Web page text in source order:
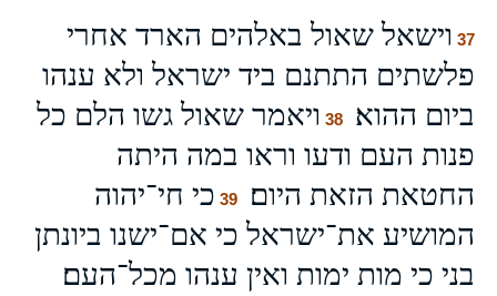
37 וישאל שאול באלהים הארד אחרי
פלשתים התתנם ביד ישראל ולא ענהו
ביום ההוא׃
38 ויאמר שאול גשו הלם כל
פנות העם ודעו וראו במה היתה
החטאת הזאת היום׃
39 כי חי־יהוה
המושיע את־ישראל כי אם־ישנו ביונתן
בני כי מות ימות ואין ענהו מכל־העם׃